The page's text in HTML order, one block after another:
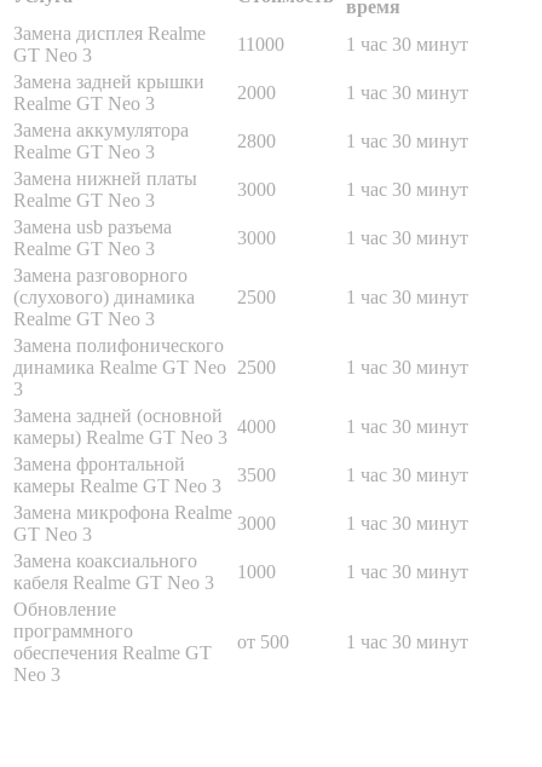
время
Замена дисплея Realme
GT Neo 3
11000
1 час 30 минут
Замена задней крышки
Realme GT Neo 3
2000
1 час 30 минут
Замена аккумулятора
Realme GT Neo 3
2800
1 час 30 минут
Замена нижней платы
Realme GT Neo 3
3000
1 час 30 минут
Замена usb разъема
Realme GT Neo 3
3000
1 час 30 минут
Замена разговорного
(слухового) динамика
Realme GT Neo 3
2500 1 час 30 минут
Замена полифонического
динамика Realme GT Neo
3
2500 1 час 30 минут
Замена задней (основной
камеры) Realme GT Neo 3
4000
1 час 30 минут
Замена фронтальной
камеры Realme GT Neo 3
3500
1 час 30 минут
Замена микрофона Realme
GT Neo 3
3000
1 час 30 минут
Замена коаксиального
кабеля Realme GT Neo 3
1000
1 час 30 минут
Обновление
программного
обеспечения Realme GT
Neo 3
от 500 1 час 30 минут